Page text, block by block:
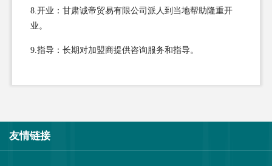
8.开业：甘肃诚帝贸易有限公司派人到当地帮助隆重开
业。
9.指导：长期对加盟商提供咨询服务和指导。
友情链接